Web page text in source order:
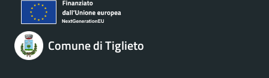
Comune di Tiglieto